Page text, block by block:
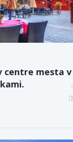
centre mesta v